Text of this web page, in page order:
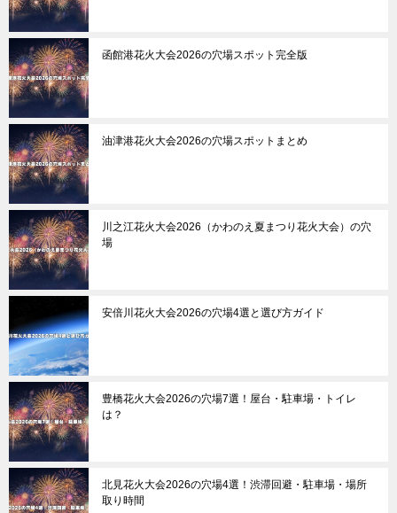
函館港花火大会2026の穴場スポット完全版
油津港花火大会2026の穴場スポットまとめ
川之江花火大会2026（かわのえ夏まつり花火大会）の穴
場
安倍川花火大会2026の穴場4選と選び方ガイド
豊橋花火大会2026の穴場7選！屋台・駐車場・トイレ
は？
北見花火大会2026の穴場4選！渋滞回避・駐車場・場所
取り時間